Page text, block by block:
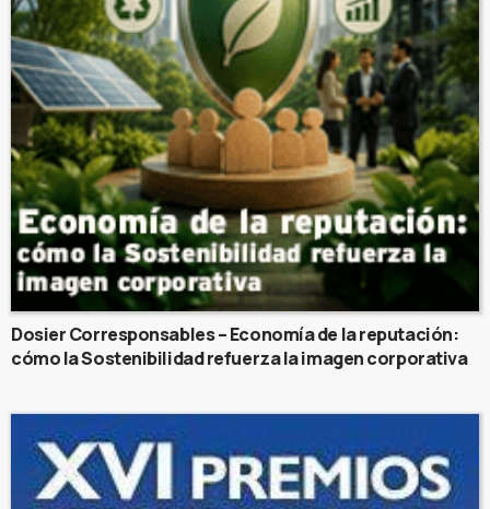
Dosier Corresponsables – Economía de la reputación:
cómo la Sostenibilidad refuerza la imagen corporativa